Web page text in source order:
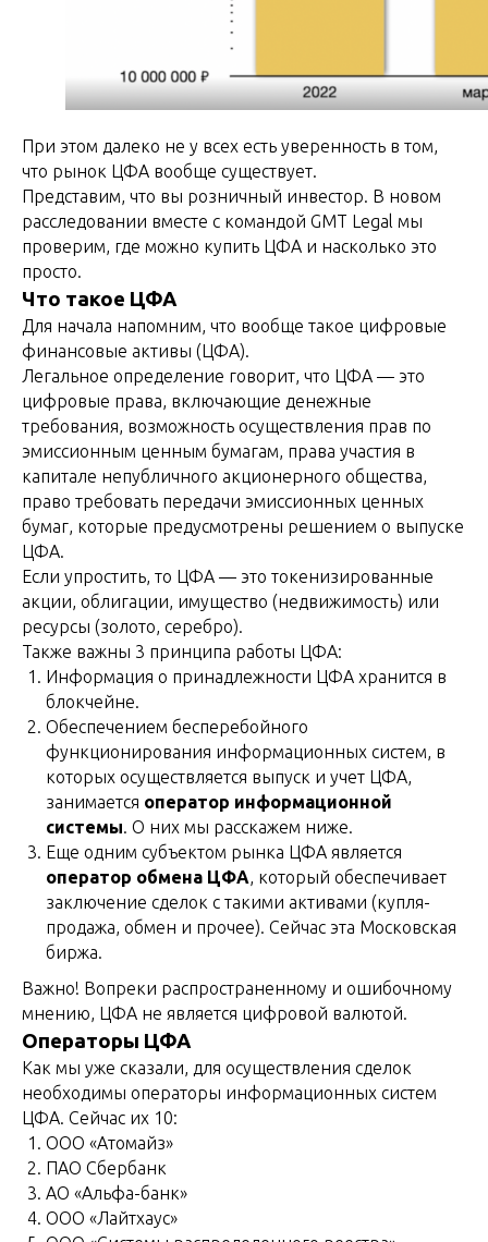
При этом далеко не у всех есть уверенность в том,
что рынок ЦФА вообще существует.
Представим, что вы розничный инвестор. В новом
расследовании вместе с командой GMT Legal мы
проверим, где можно купить ЦФА и насколько это
просто.
Что такое ЦФА
Для начала напомним, что вообще такое цифровые
финансовые активы (ЦФА).
Легальное определение говорит, что ЦФА — это
цифровые права, включающие денежные
требования, возможность осуществления прав по
эмиссионным ценным бумагам, права участия в
капитале непубличного акционерного общества,
право требовать передачи эмиссионных ценных
бумаг, которые предусмотрены решением о выпуске
ЦФА.
Если упростить, то ЦФА — это токенизированные
акции, облигации, имущество (недвижимость) или
ресурсы (золото, серебро).
Также важны 3 принципа работы ЦФА:
Информация о принадлежности ЦФА хранится в
блокчейне.
Обеспечением бесперебойного
функционирования информационных систем, в
которых осуществляется выпуск и учет ЦФА,
занимается оператор информационной
системы. О них мы расскажем ниже.
Еще одним субъектом рынка ЦФА является
оператор обмена ЦФА, который обеспечивает
заключение сделок с такими активами (купля-
продажа, обмен и прочее). Сейчас эта Московская
биржа.
Важно! Вопреки распространенному и ошибочному
мнению, ЦФА не является цифровой валютой.
Операторы ЦФА
Как мы уже сказали, для осуществления сделок
необходимы операторы информационных систем
ЦФА. Сейчас их 10:
ООО «Атомайз»
ПАО Сбербанк
АО «Альфа-банк»
ООО «Лайтхаус»